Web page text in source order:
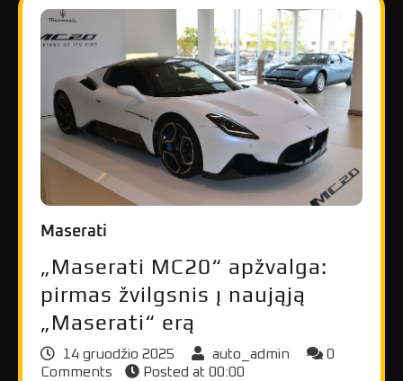
Maserati
„Maserati MC20“ apžvalga:
pirmas žvilgsnis į naująją
„Maserati“ erą
14 gruodžio 2025 auto_admin
0
Comments
Posted at 00:00